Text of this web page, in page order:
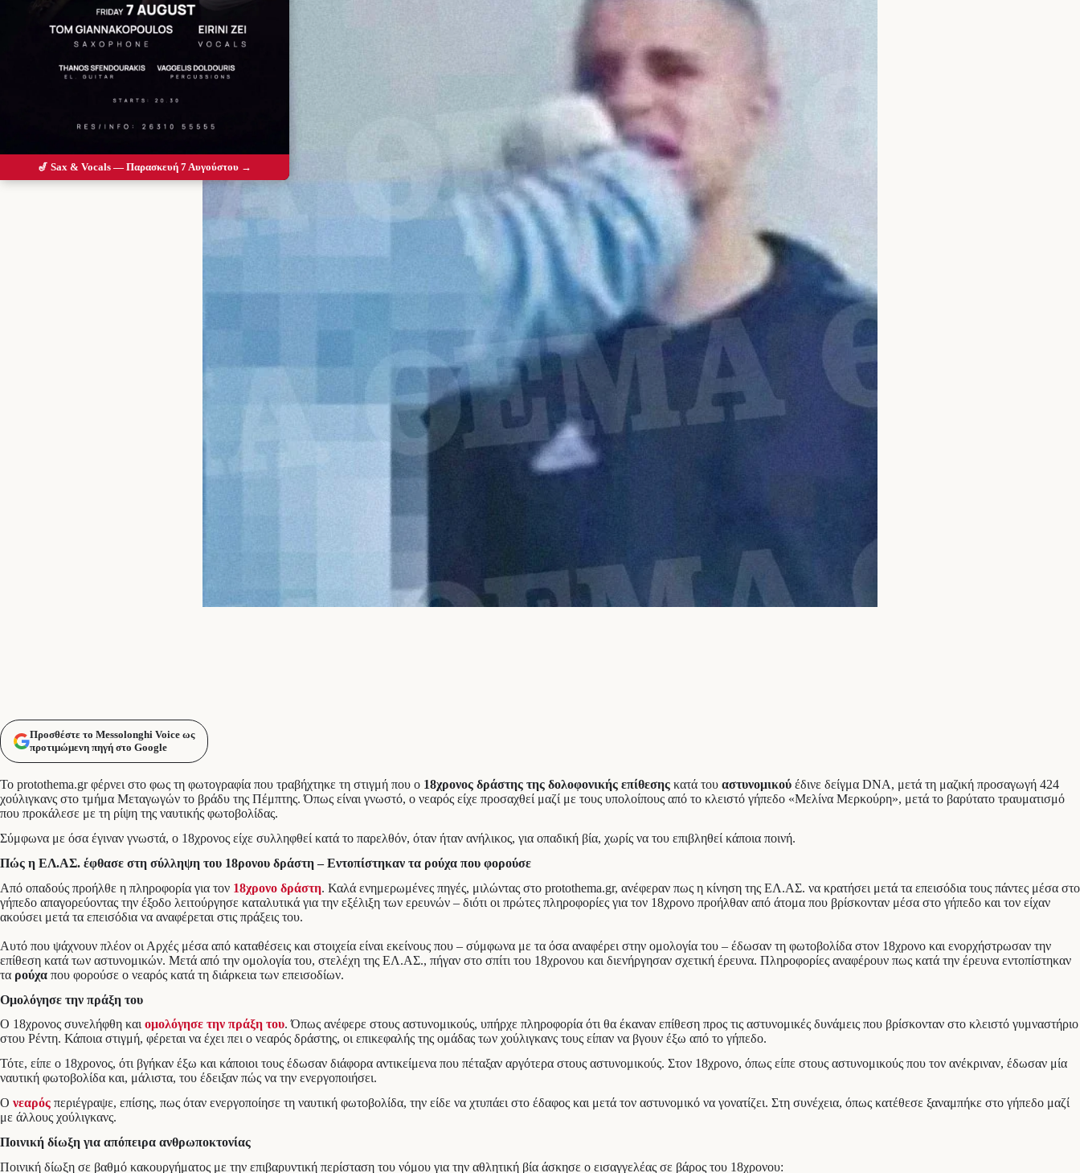
Προσθέστε το Messolonghi Voice ως
προτιμώμενη πηγή στο Google
To protothema.gr φέρνει στο φως τη φωτογραφία που τραβήχτηκε τη στιγμή που ο 18χρονος δράστης της δολοφονικής επίθεσης κατά του αστυνομικού έδινε δείγμα DNA, μετά τη μαζική προσαγωγή 424
χούλιγκανς στο τμήμα Μεταγωγών το βράδυ της Πέμπτης. Όπως είναι γνωστό, ο νεαρός είχε προσαχθεί μαζί με τους υπολοίπους από το κλειστό γήπεδο «Μελίνα Μερκούρη», μετά το βαρύτατο τραυματισμό
που προκάλεσε με τη ρίψη της ναυτικής φωτοβολίδας.
Σύμφωνα με όσα έγιναν γνωστά, ο 18χρονος είχε συλληφθεί κατά το παρελθόν, όταν ήταν ανήλικος, για οπαδική βία, χωρίς να του επιβληθεί κάποια ποινή.
Πώς η ΕΛ.ΑΣ. έφθασε στη σύλληψη του 18ρονου δράστη – Εντοπίστηκαν τα ρούχα που φoρούσε
Από οπαδούς προήλθε η πληροφορία για τον 18χρονο δράστη. Καλά ενημερωμένες πηγές, μιλώντας στο protothema.gr, ανέφεραν πως η κίνηση της ΕΛ.ΑΣ. να κρατήσει μετά τα επεισόδια τους πάντες μέσα στο
γήπεδο απαγορεύοντας την έξοδο λειτούργησε καταλυτικά για την εξέλιξη των ερευνών – διότι οι πρώτες πληροφορίες για τον 18χρονο προήλθαν από άτομα που βρίσκονταν μέσα στο γήπεδο και τον είχαν
ακούσει μετά τα επεισόδια να αναφέρεται στις πράξεις του.
Αυτό που ψάχνουν πλέον οι Αρχές μέσα από καταθέσεις και στοιχεία είναι εκείνους που – σύμφωνα με τα όσα αναφέρει στην ομολογία του – έδωσαν τη φωτοβολίδα στον 18χρονο και ενορχήστρωσαν την
επίθεση κατά των αστυνομικών. Μετά από την ομολογία του, στελέχη της ΕΛ.ΑΣ., πήγαν στο σπίτι του 18χρονου και διενήργησαν σχετική έρευνα. Πληροφορίες αναφέρουν πως κατά την έρευνα εντοπίστηκαν
τα ρούχα που φορούσε ο νεαρός κατά τη διάρκεια των επεισοδίων.
Ομολόγησε την πράξη του
O 18χρονος συνελήφθη καιομολόγησε την πράξη του. Όπως ανέφερε στους αστυνομικούς, υπήρχε πληροφορία ότι θα έκαναν επίθεση προς τις αστυνομικές δυνάμεις που βρίσκονταν στο κλειστό γυμναστήριο
στου Ρέντη. Κάποια στιγμή, φέρεται να έχει πει ο νεαρός δράστης, οι επικεφαλής της ομάδας των χούλιγκανς τους είπαν να βγουν έξω από το γήπεδο.
Τότε, είπε ο 18χρονος, ότι βγήκαν έξω και κάποιοι τους έδωσαν διάφορα αντικείμενα που πέταξαν αργότερα στους αστυνομικούς. Στον 18χρονο, όπως είπε στους αστυνομικούς που τον ανέκριναν, έδωσαν μία
ναυτική φωτοβολίδα και, μάλιστα, του έδειξαν πώς να την ενεργοποιήσει.
Ο νεαρός περιέγραψε, επίσης, πως όταν ενεργοποίησε τη ναυτική φωτοβολίδα, την είδε να χτυπάει στο έδαφος και μετά τον αστυνομικό να γονατίζει. Στη συνέχεια, όπως κατέθεσε ξαναμπήκε στο γήπεδο μαζί
με άλλους χούλιγκανς.
Ποινική δίωξη για απόπειρα ανθρωποκτονίας
Ποινική δίωξη σε βαθμό κακουργήματος με την επιβαρυντική περίσταση του νόμου για την αθλητική βία άσκησε ο εισαγγελέας σε βάρος του 18χρονου:
🎷 Sax & Vocals — Παρασκευή 7 Αυγούστου →